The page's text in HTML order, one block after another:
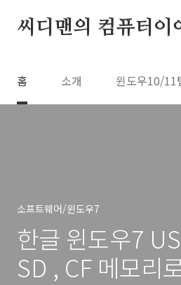
씨디맨의 컴퓨터이
홈 소개 윈도우10/11
소프트웨어/윈도우7
한글 윈도우7
SD , CF 메모리